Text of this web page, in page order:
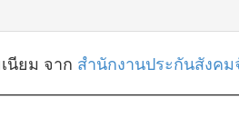
นียม จาก สำนักงานประกันสังค